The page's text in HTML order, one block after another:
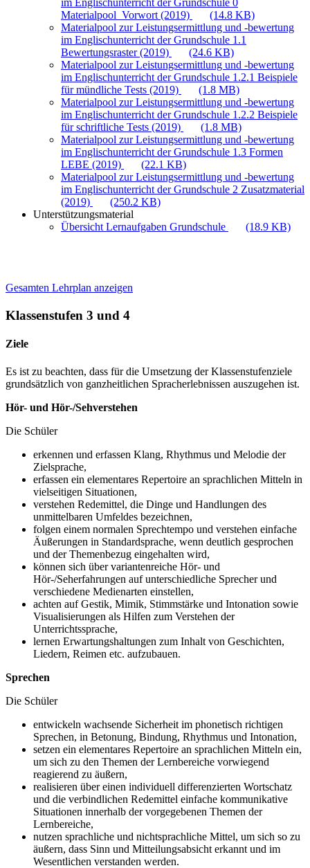
im Englischunterricht der Grundschule 0
Materialpool_Vorwort (2019)
(14.8 KB)
Materialpool zur Leistungsermittlung und -bewertung
im Englischunterricht der Grundschule 1.1
Bewertungsraster (2019)
(24.6 KB)
Materialpool zur Leistungsermittlung und -bewertung
im Englischunterricht der Grundschule 1.2.1 Beispiele
für mündliche Tests (2019)
(1.8 MB)
Materialpool zur Leistungsermittlung und -bewertung
im Englischunterricht der Grundschule 1.2.2 Beispiele
für schriftliche Tests (2019)
(1.8 MB)
Materialpool zur Leistungsermittlung und -bewertung
im Englischunterricht der Grundschule 1.3 Formen
LEBE (2019)
(22.1 KB)
Materialpool zur Leistungsermittlung und -bewertung
im Englischunterricht der Grundschule 2 Zusatzmaterial
(2019)
(250.2 KB)
Unterstützungsmaterial
Übersicht Lernaufgaben Grundschule
(18.9 KB)
Gesamten Lehrplan anzeigen
Klassenstufen 3 und 4
Ziele
Es ist zu beachten, dass für die Umsetzung der Klassenstufenziele
grundsätzlich von ganzheitlichen Spracherlebnissen auszugehen ist.
Hör- und Hör-/Sehverstehen
Die Schüler
erkennen und erfassen Klang, Rhythmus und Melodie der
Zielsprache,
erfassen ein elementares Repertoire an sprachlichen Mitteln in
vielseitigen Situationen,
verstehen Redemittel, die Dinge und Handlungen des
unmittelbaren Umfeldes bezeichnen,
folgen einem normalen Sprechtempo und verstehen einfache
Äußerungen in Standardsprache, wenn deutlich gesprochen
und der Themenbezug eingehalten wird,
können sich über variantenreiche Hör- und
Hör-/Seherfahrungen auf unterschiedliche Sprecher und
verschiedene Medienarten einstellen,
achten auf Gestik, Mimik, Stimmstärke und Intonation sowie
Visualisierungen als Hilfen zum Verstehen der
Unterrichtssprache,
lernen Erwartungshaltungen zum Inhalt von Geschichten,
Liedern, Reimen etc. aufzubauen.
Sprechen
Die Schüler
entwickeln wachsende Sicherheit im phonetisch richtigen
Sprechen, in Betonung, Bindung, Rhythmus und Intonation,
setzen ein elementares Repertoire an sprachlichen Mitteln ein,
um sich zu den Themen der Lernbereiche vorwiegend
reagierend zu äußern,
realisieren über einen individuell differenzierten Wortschatz
und die verbindlichen Redemittel einfache kommunikative
Situationen innerhalb der vorgegebenen Themen der
Lernbereiche,
nutzen sprachliche und nichtsprachliche Mittel, um sich so zu
äußern, dass Sinn und Mitteilungsabsicht erkannt und im
Wesentlichen verstanden werden.